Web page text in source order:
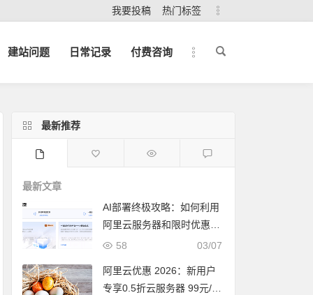
我要投稿 热门标签
建站问题 日常记录 付费咨询
最新推荐
最新文章
AI部署终极攻略：如何利用
阿里云服务器和限时优惠，
快速打造你的下一个爆款应
03/07
58
阿里云优惠 2026：新用户
专享0.5折云服务器 99元/年